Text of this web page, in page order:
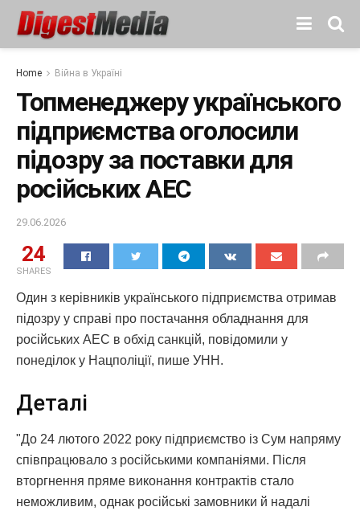
Home Війна в Україні
Топменеджеру українського
підприємства оголосили
підозру за поставки для
російських АЕС
29.06.2026
24
SHARES
Один з керівників українського підприємства отримав
підозру у справі про постачання обладнання для
російських АЕС в обхід санкцій, повідомили у
понеділок у Нацполіції, пише УНН.
Деталі
"До 24 лютого 2022 року підприємство із Сум напряму
співпрацювало з російськими компаніями. Після
вторгнення пряме виконання контрактів стало
неможливим, однак російські замовники й надалі